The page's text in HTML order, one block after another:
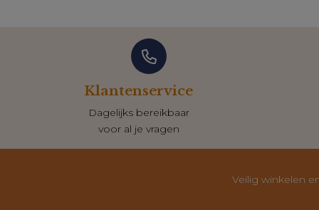
Klantenservice
Dagelijks bereikbaar
voor al je vragen
Veilig winkelen